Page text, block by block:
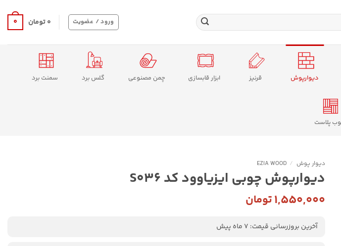
ورود / عضویت ۰تومان 0
دیوارپوش قرنیز ابزار قابسازی چمن مصنوعی گلس برد سمنت برد
پلاست
دیوار پوش /
EZIA WOOD
دیوارپوش چوبی ایزیاوود کد S036
۱,۵۵۰,۰۰۰تومان
آخرین بروزرسانی قیمت: 7 ماه پیش